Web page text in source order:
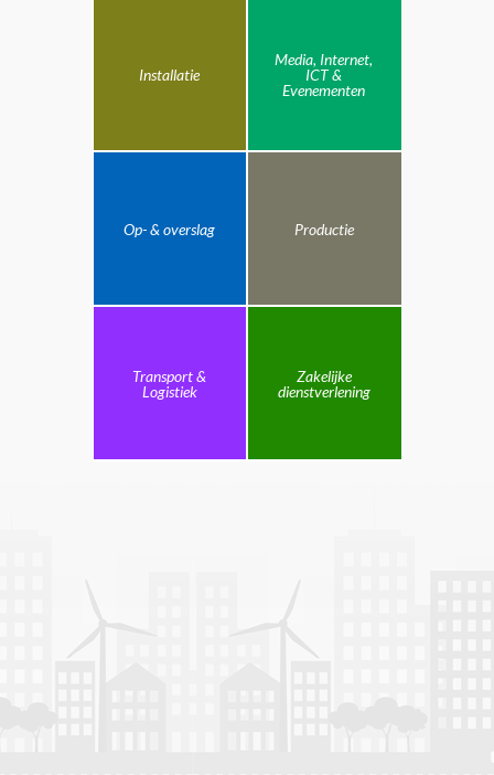
Installatie
Media, Internet,
ICT &
Evenementen
Op- & overslag Productie
Transport &
Logistiek
Zakelijke
dienstverlening